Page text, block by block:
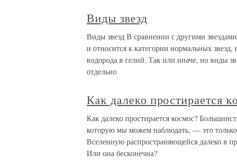
Виды звезд
Виды звезд В сравнении с другими
и относится к категории нормальных
водорода в гелий. Так или иначе, но виды
отдельно
Как далеко простирается
Как далеко простирается космос?
которую мы можем наблюдать, — это
Вселенную распространяющейся далеко в
Или она бесконечна?